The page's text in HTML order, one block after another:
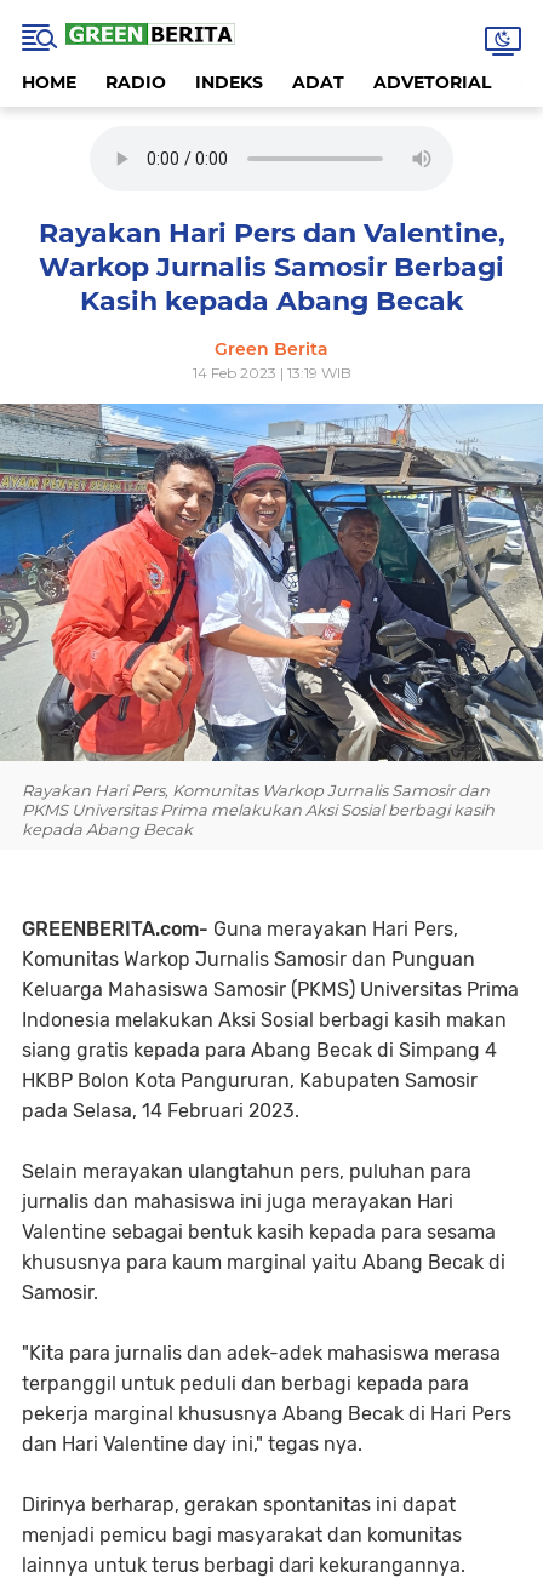
HOME RADIO INDEKS ADAT ADVETORIAL
Rayakan Hari Pers dan Valentine,
Warkop Jurnalis Samosir Berbagi
Kasih kepada Abang Becak
Green Berita
14 Feb 2023 | 13:19 WIB
Rayakan Hari Pers, Komunitas Warkop Jurnalis Samosir dan
PKMS Universitas Prima melakukan Aksi Sosial berbagi kasih
kepada Abang Becak
GREENBERITA.com- Guna merayakan Hari Pers,
Komunitas Warkop Jurnalis Samosir dan Punguan
Keluarga Mahasiswa Samosir (PKMS) Universitas Prima
Indonesia melakukan Aksi Sosial berbagi kasih makan
siang gratis kepada para Abang Becak di Simpang 4
HKBP Bolon Kota Pangururan, Kabupaten Samosir
pada Selasa, 14 Februari 2023.
Selain merayakan ulangtahun pers, puluhan para
jurnalis dan mahasiswa ini juga merayakan Hari
Valentine sebagai bentuk kasih kepada para sesama
khususnya para kaum marginal yaitu Abang Becak di
Samosir.
"Kita para jurnalis dan adek-adek mahasiswa merasa
terpanggil untuk peduli dan berbagi kepada para
pekerja marginal khususnya Abang Becak di Hari Pers
dan Hari Valentine day ini," tegas nya.
Dirinya berharap, gerakan spontanitas ini dapat
menjadi pemicu bagi masyarakat dan komunitas
lainnya untuk terus berbagi dari kekurangannya.